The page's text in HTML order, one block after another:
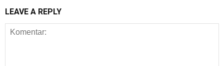
LEAVE A REPLY